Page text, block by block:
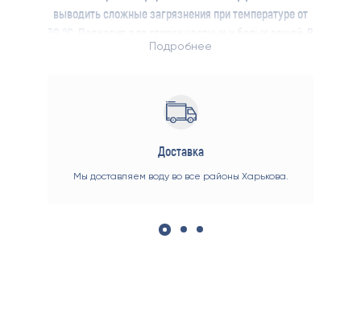
выводить сложные загрязнения при температуре от
составе есть кондиционер для белья Lenor.
Подробнее
Доставка
Мы доставляем воду во все районы Харькова.